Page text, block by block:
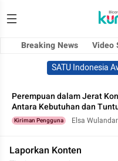
Breaking News Video
SATU Indonesia
Perempuan dalam Jerat
Antara Kebutuhan dan
Kiriman Pengguna Elsa
Laporkan Konten